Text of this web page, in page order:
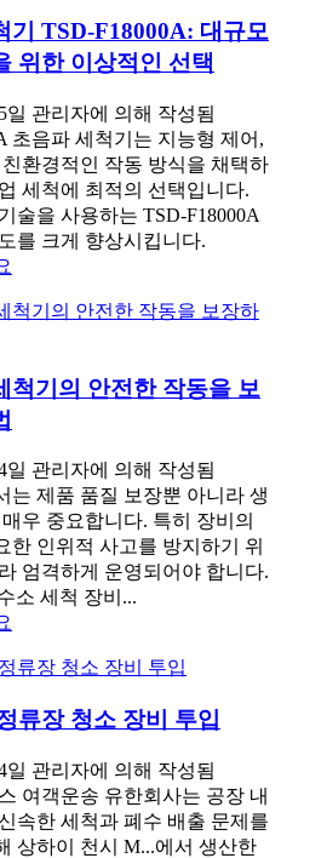
기 TSD-F18000A: 대규모
위한 이상적인 선택
일 관리자에 의해 작성됨
초음파 세척기는 지능형 제어,
환경적인 작동 방식을 채택하
세척에 최적의 선택입니다.
술을 사용하는 TSD-F18000A
를 크게 향상시킵니다.
척기의 안전한 작동을 보
일 관리자에 의해 작성됨
는 제품 품질 보장뿐 아니라 생
우 중요합니다. 특히 장비의
한 인위적 사고를 방지하기 위
엄격하게 운영되어야 합니다.
소 세척 장비...
류장 청소 장비 투입
일 관리자에 의해 작성됨
여객운송 유한회사는 공장 내
속한 세척과 폐수 배출 문제를
상하이 천시 M...에서 생산한